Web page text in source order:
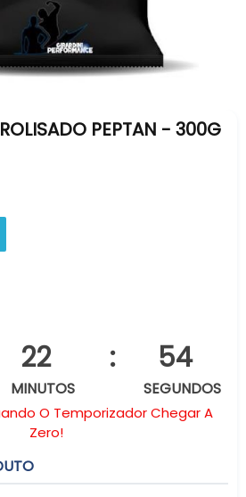
PEPTAN - 300G
22 : 54
MINUTOS SEGUNDOS
O Temporizador Chegar A
Zero!